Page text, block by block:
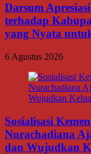
Darsum
terhadap
yang Nyata
6 Agustus 2026
Sosialisasi
Nurachadiana
dan Wujudkan